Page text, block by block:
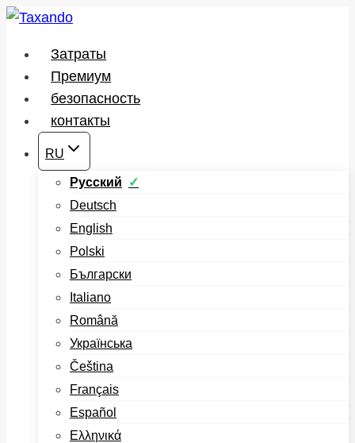
Перейти
содержимому
Затраты
Премиум
безопасность
контакты
RU
Русский
Deutsch
English
Polski
Български
Italiano
Română
Українська
Čeština
Français
Español
Ελληνικά